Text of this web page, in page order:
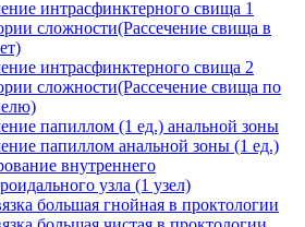
интрасфинктерного свища 1
сложности(Рассечение свища в
интрасфинктерного свища 2
сложности(Рассечение свища по
папиллом (1 ед.) анальной зоны
папиллом анальной зоны (1 ед.)
внутреннего
узла (1 узел)
большая гнойная в проктологии